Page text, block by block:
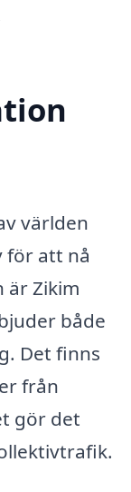
världen
för att nå
är Zikim
både
Det finns
från
gör det